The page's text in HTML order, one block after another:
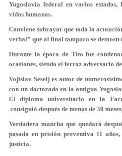
Yugoslavia federal en varios estados,
vidas humanas.
Conviene subrayar que toda la
verbal” que al final tampoco se
Durante la época de Tito fue
ocasiones, siendo el ferroz adversario
Vojislav Seselj es autor de
con un doctorado en la antigua
El diploma universitario en la
consiguió después de menos de 30
Verdadera mancha que quedará
pasado en prisión preventiva 11
justicia.